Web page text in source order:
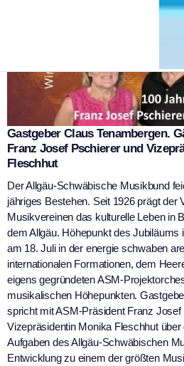
Gastgeber Claus Tenambergen.
Franz Josef Pschierer und
Fleschhut
Der Allgäu-Schwäbische Musikbund
jähriges Bestehen. Seit 1926 prägt der
Musikvereinen das kulturelle Leben in
dem Allgäu. Höhepunkt des Jubiläums
am 18. Juli in der energie schwaben
internationalen Formationen, dem
eigens gegründeten ASM-
musikalischen Höhepunkten.
spricht mit ASM-Präsident Franz Josef
Vizepräsidentin Monika Fleschhut
Aufgaben des Allgäu-Schwäbischen
Entwicklung zu einem der größten